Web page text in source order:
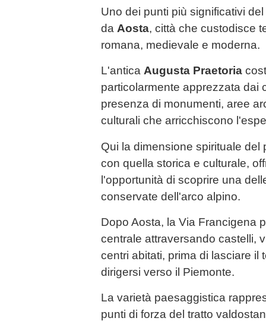
Uno dei punti più significativi
da Aosta, città che custodisce
romana, medievale e moderna.
L'antica Augusta Praetoria
particolarmente apprezzata dai
presenza di monumenti, aree
culturali che arricchiscono
Qui la dimensione spirituale del
con quella storica e culturale,
l'opportunità di scoprire una
conservate dell'arco alpino.
Dopo Aosta, la Via Francigena
centrale attraversando castelli,
centri abitati, prima di lasciare il
dirigersi verso il Piemonte.
La varietà paesaggistica
punti di forza del tratto